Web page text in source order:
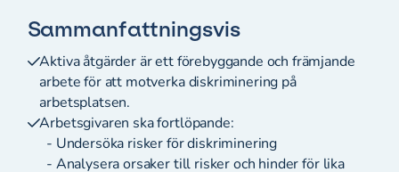
Sammanfattningsvis
Aktiva åtgärder är ett förebyggande och främjande
arbete för att motverka diskriminering på
arbetsplatsen.
Arbetsgivaren ska fortlöpande:
- Undersöka risker för diskriminering
- Analysera orsaker till risker och hinder för lika